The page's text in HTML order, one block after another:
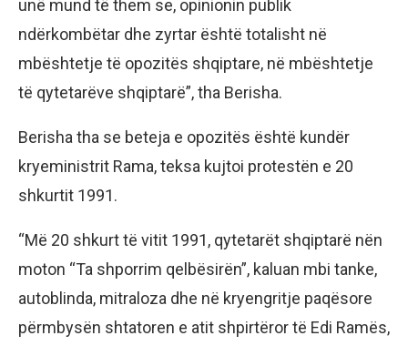
unë mund të them se, opinionin publik
ndërkombëtar dhe zyrtar është totalisht në
mbështetje të opozitës shqiptare, në mbështetje
të qytetarëve shqiptarë”, tha Berisha.
Berisha tha se beteja e opozitës është kundër
kryeministrit Rama, teksa kujtoi protestën e 20
shkurtit 1991.
“Më 20 shkurt të vitit 1991, qytetarët shqiptarë nën
moton “Ta shporrim qelbësirën”, kaluan mbi tanke,
autoblinda, mitraloza dhe në kryengritje paqësore
përmbysën shtatoren e atit shpirtëror të Edi Ramës,